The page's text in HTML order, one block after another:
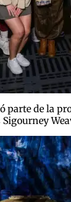
parte de la